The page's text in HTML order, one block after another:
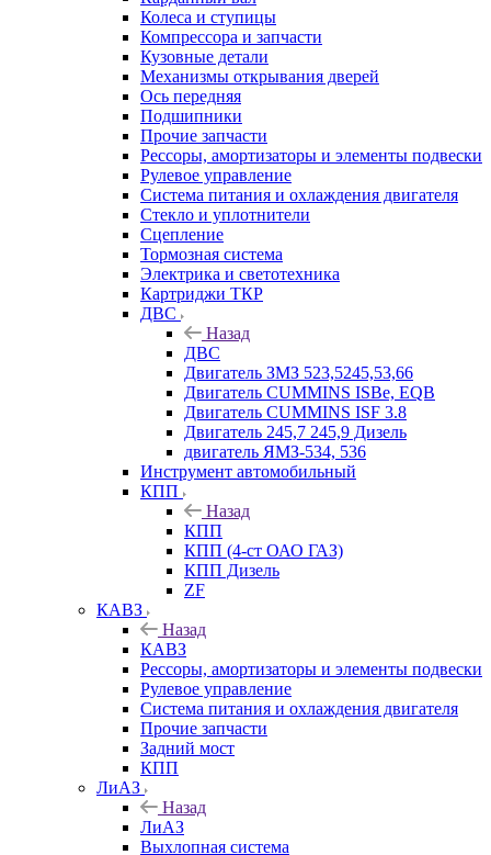
Колеса и ступицы
Компрессора и запчасти
Кузовные детали
Механизмы открывания дверей
Ось передняя
Подшипники
Прочие запчасти
Рессоры, амортизаторы и элементы подвески
Рулевое управление
Система питания и охлаждения двигателя
Стекло и уплотнители
Сцепление
Тормозная система
Электрика и светотехника
Картриджи ТКР
ДВС
Назад
ДВС
Двигатель ЗМЗ 523,5245,53,66
Двигатель CUMMINS ISBe, EQB
Двигатель CUMMINS ISF 3.8
Двигатель 245,7 245,9 Дизель
двигатель ЯМЗ-534, 536
Инструмент автомобильный
КПП
Назад
КПП
КПП (4-ст ОАО ГАЗ)
КПП Дизель
ZF
КАВЗ
Назад
КАВЗ
Рессоры, амортизаторы и элементы подвески
Рулевое управление
Система питания и охлаждения двигателя
Прочие запчасти
Задний мост
КПП
ЛиАЗ
Назад
ЛиАЗ
Выхлопная система